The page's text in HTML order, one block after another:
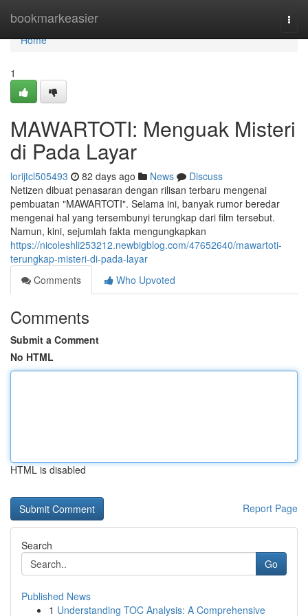
bookmarkeasier
Home
Home
1
MAWARTOTI: Menguak Misteri
di Pada Layar
lorijtcl505493 82 days ago News
Discuss
Netizen dibuat penasaran dengan rilisan terbaru mengenai
pembuatan "MAWARTOTI". Selama ini, banyak rumor beredar
mengenai hal yang tersembunyi terungkap dari film tersebut.
Namun, kini, sejumlah fakta mengungkapkan
https://nicoleshli253212.newbigblog.com/47652640/mawartoti-
terungkap-misteri-di-pada-layar
Comments
Who Upvoted
Comments
Submit a Comment
No HTML
HTML is disabled
Report Page
Search
Go
Published News
1 Understanding TOC Analysis: A Comprehensive